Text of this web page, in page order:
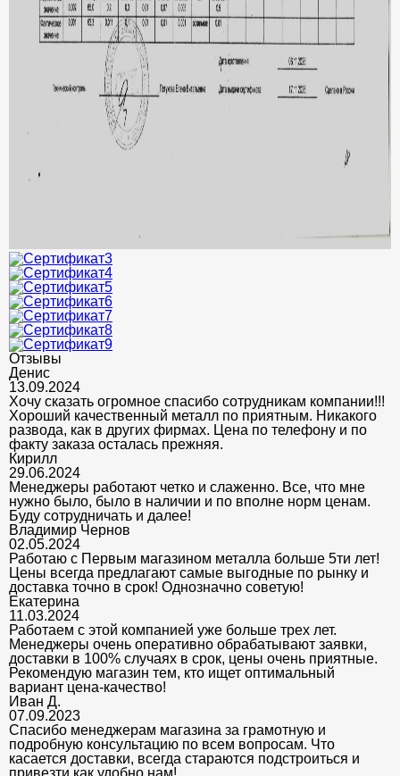
Отзывы
Денис
13.09.2024
Хочу сказать огромное спасибо сотрудникам компании!!!
Хороший качественный металл по приятным. Никакого
развода, как в других фирмах. Цена по телефону и по
факту заказа осталась прежняя.
Кирилл
29.06.2024
Менеджеры работают четко и слаженно. Все, что мне
нужно было, было в наличии и по вполне норм ценам.
Буду сотрудничать и далее!
Владимир Чернов
02.05.2024
Работаю с Первым магазином металла больше 5ти лет!
Цены всегда предлагают самые выгодные по рынку и
доставка точно в срок! Однозначно советую!
Екатерина
11.03.2024
Работаем с этой компанией уже больше трех лет.
Менеджеры очень оперативно обрабатывают заявки,
доставки в 100% случаях в срок, цены очень приятные.
Рекомендую магазин тем, кто ищет оптимальный
вариант цена-качество!
Иван Д.
07.09.2023
Спасибо менеджерам магазина за грамотную и
подробную консультацию по всем вопросам. Что
касается доставки, всегда стараются подстроиться и
привезти как удобно нам!